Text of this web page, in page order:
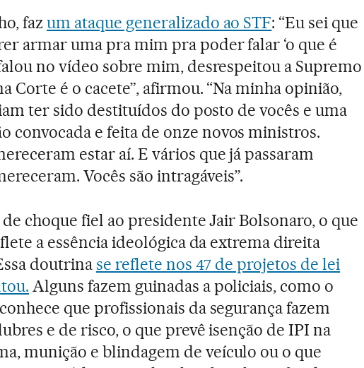
faz um ataque generalizado ao STF: “Eu sei que
armar uma pra mim pra poder falar ‘o que é
no vídeo sobre mim, desrespeitou a Supremo
Corte é o cacete”, afirmou. “Na minha opinião,
ter sido destituídos do posto de vocês e uma
convocada e feita de onze novos ministros.
estar aí. E vários que já passaram
Vocês são intragáveis”.
choque fiel ao presidente Jair Bolsonaro, o que
a essência ideológica da extrema direita
doutrinase reflete nos 47 de projetos de lei
Alguns fazem guinadas a policiais, como o
que profissionais da segurança fazem
e de risco, o que prevê isenção de IPI na
munição e blindagem de veículo ou o que